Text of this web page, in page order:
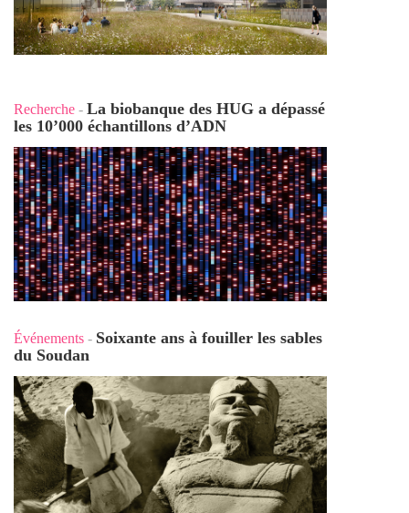
Recherche - La biobanque des HUG a dépassé
les 10’000 échantillons d’ADN
Événements - Soixante ans à fouiller les sables
du Soudan